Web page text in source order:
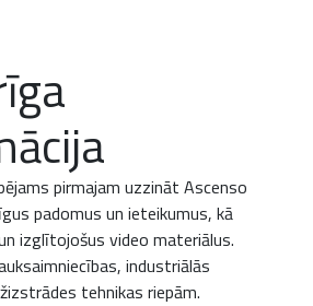
pirmajam uzzināt Ascenso
padomus un ieteikumus, kā
izglītojošus video materiālus.
industriālās
tehnikas riepām.